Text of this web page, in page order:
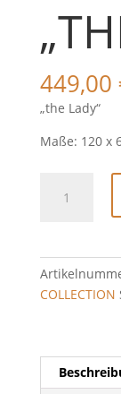
449,00
„the Lady“
Maße: 120 x
Lady"
COLLECTION